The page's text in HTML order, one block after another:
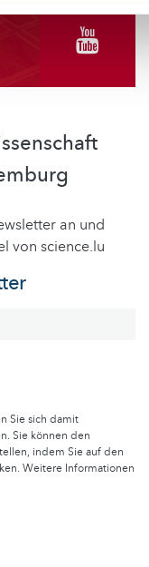
an und
von science.lu
Sie sich damit
Sie können den
indem Sie auf den
Weitere Informationen